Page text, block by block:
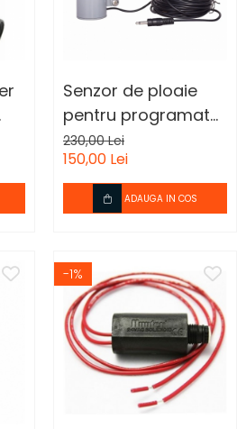
Senzor de ploaie
pentru programator
irigatie presiune
normala
230,00 Lei
150,00 Lei
ADAUGA IN COS
-1%